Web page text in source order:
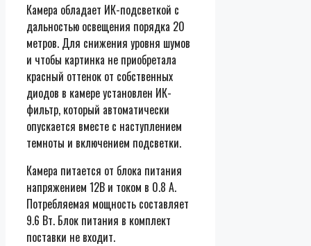
Камера обладает ИК-подсветкой с
дальностью освещения порядка 20
метров. Для снижения уровня шумов
и чтобы картинка не приобретала
красный оттенок от собственных
диодов в камере установлен ИК-
фильтр, который автоматически
опускается вместе с наступлением
темноты и включением подсветки.
Камера питается от блока питания
напряжением 12В и током в 0.8 А.
Потребляемая мощность составляет
9.6 Вт. Блок питания в комплект
поставки не входит.